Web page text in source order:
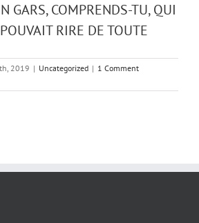
GARS, COMPRENDS-TU, QUI
RIRE DE TOUTE
2019 | Uncategorized | 1 Comment